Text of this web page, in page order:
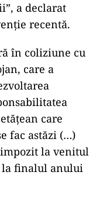
a declarat
recentă.
în coliziune cu
care a
care
fac astăzi (…)
la venitul
finalul anului